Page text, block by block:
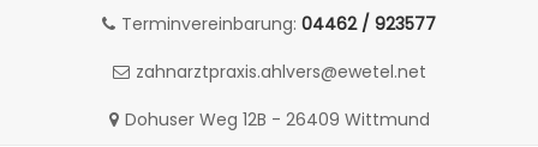
Terminvereinbarung: 04462 / 923577
zahnarztpraxis.ahlvers@ewetel.net
Dohuser Weg 12B - 26409 Wittmund